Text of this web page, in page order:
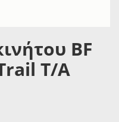
BF
T/A